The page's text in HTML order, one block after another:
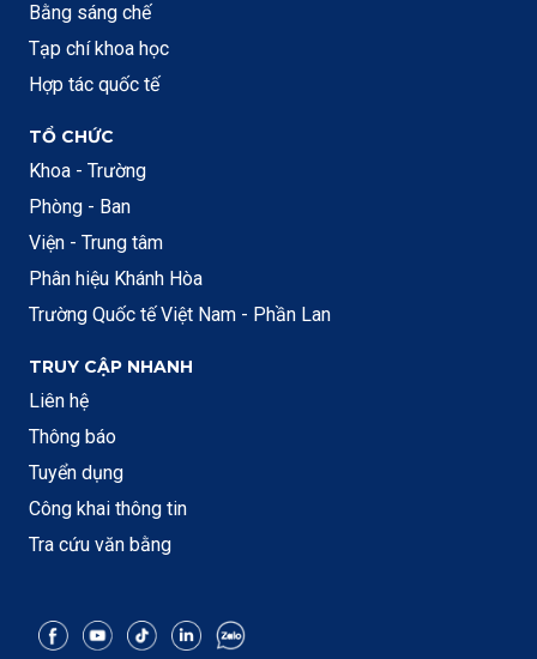
Bằng sáng chế
Tạp chí khoa học
Hợp tác quốc tế
TỔ CHỨC
Khoa - Trường
Phòng - Ban
Viện - Trung tâm
Phân hiệu Khánh Hòa
Trường Quốc tế Việt Nam - Phần Lan
TRUY CẬP NHANH
Liên hệ
Thông báo
Tuyển dụng
Công khai thông tin
Tra cứu văn bằng